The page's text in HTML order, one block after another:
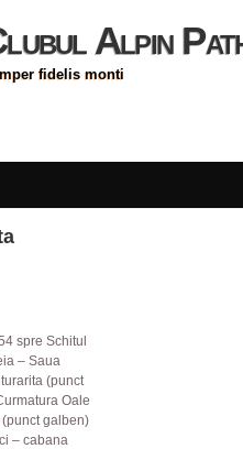
Alpin
fidelis monti
spre Schitul
– Saua
(punct
Oale
galben)
cabana